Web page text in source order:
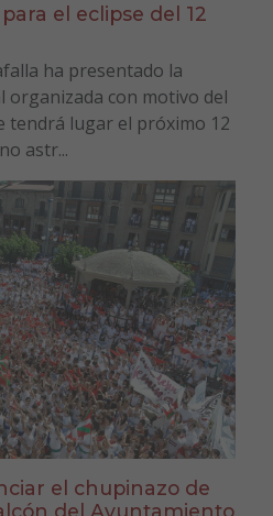
el eclipse del 12
ha presentado la
organizada con motivo del
tendrá lugar el próximo 12
astr...
el chupinazo de
del Ayuntamiento